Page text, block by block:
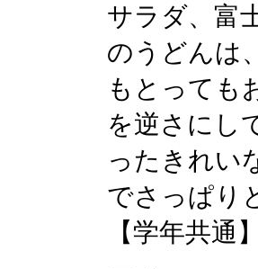
サラダ、富
のうどんは
もとっても
を逆さにし
ったきれい
でさっぱり
【学年共通